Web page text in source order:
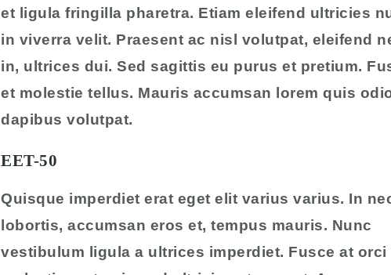
et ligula fringilla pharetra. Etiam eleifend ultricies
in viverra velit. Praesent ac nisl volutpat, eleifend
in, ultrices dui. Sed sagittis eu purus et pretium.
et molestie tellus. Mauris accumsan lorem quis
dapibus volutpat.
EET-50
Quisque imperdiet erat eget elit varius varius. In
lobortis, accumsan eros et, tempus mauris. Nunc
vestibulum ligula a ultrices imperdiet. Fusce at orci